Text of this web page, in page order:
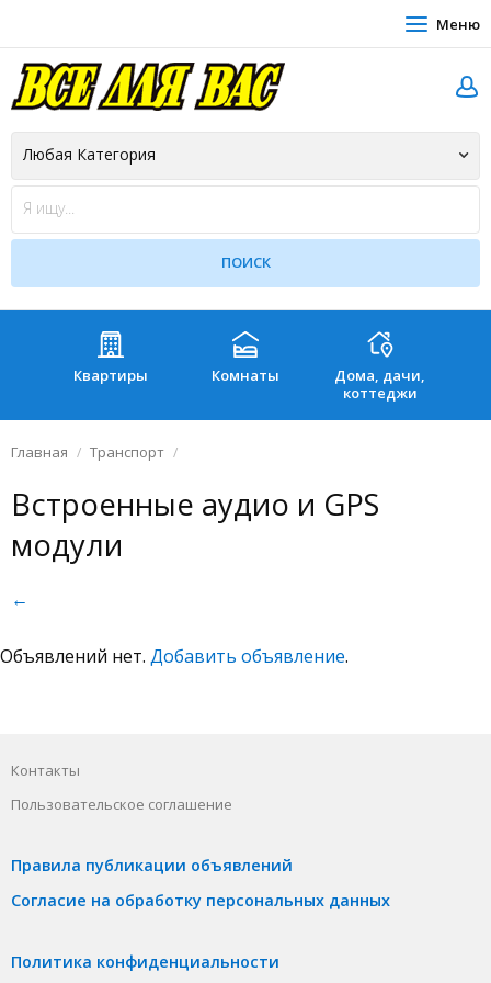
Меню
Квартиры Комнаты
Дома, дачи,
коттеджи
Главная Транспорт
Встроенные аудио и GPS
модули
←
Объявлений нет. Добавить объявление.
Контакты
Пользовательское соглашение
Правила публикации объявлений
Согласие на обработку персональных данных
Политика конфиденциальности